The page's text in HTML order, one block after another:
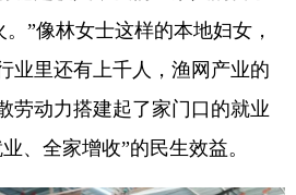
。”像林女士这样的本地妇女，
业里还有上千人，渔网产业的
劳动力搭建起了家门口的就业
、全家增收”的民生效益。